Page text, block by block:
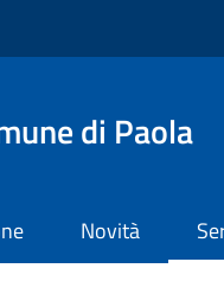
di Paola
Novità